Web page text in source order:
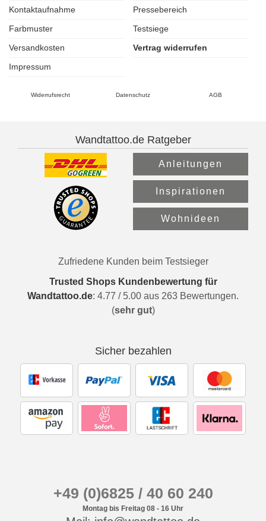
Kontaktaufnahme
Pressebereich
Farbmuster
Testsiege
Versandkosten
Vertrag widerrufen
Impressum
Widerrufsrecht Datenschutz AGB
Wandtattoo.de Ratgeber
Anleitungen
Inspirationen
Wohnideen
Zufriedene Kunden beim Testsieger
Trusted Shops Kundenbewertung für
Wandtattoo.de: 4.77 / 5.00 aus 263 Bewertungen.
(sehr gut)
Sicher bezahlen
+49 (0)6825 / 40 60 240
Montag bis Freitag 08 - 16 Uhr